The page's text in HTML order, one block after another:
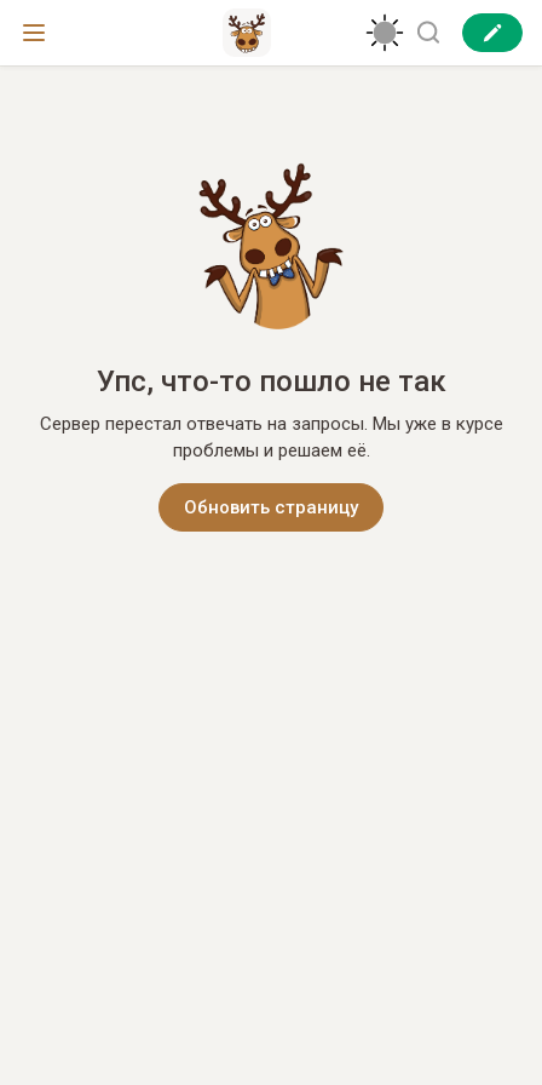
Упс, что-то пошло не так
Сервер перестал отвечать на запросы. Мы уже в курсе
проблемы и решаем её.
Обновить страницу